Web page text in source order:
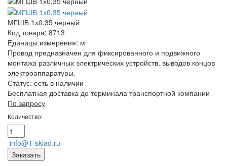
МГШВ 1х0,35 черный
Код товара: 8713
Единицы измерения: м
Провод предназначен для фиксированного и подвижного
монтажа различных электрических устройств, выводов концов
электроаппаратуры.
Статус: есть в наличии
Бесплатная доставка до терминала транспортной компании
По запросу
Количество:
info@1-sklad.ru
Заказать